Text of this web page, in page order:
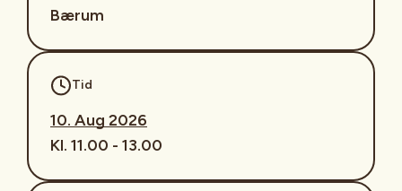
Bærum
Tid
10. Aug 2026
Kl. 11.00 - 13.00